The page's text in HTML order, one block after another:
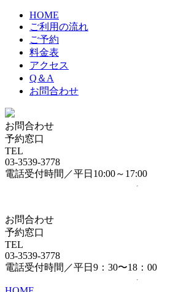
HOME
ご利用の流れ
ご予約
料金表
アクセス
Q＆A
お問合わせ
お問合わせ
予約窓口
TEL
03-3539-3778
電話受付時間／平日10:00～17:00
お問合わせ
予約窓口
TEL
03-3539-3778
電話受付時間／平日9：30〜18：00